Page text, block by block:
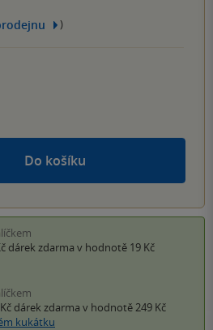
)
Do košíku
dárek zdarma v hodnotě 19 Kč
dárek zdarma v hodnotě 249 Kč
kukátku